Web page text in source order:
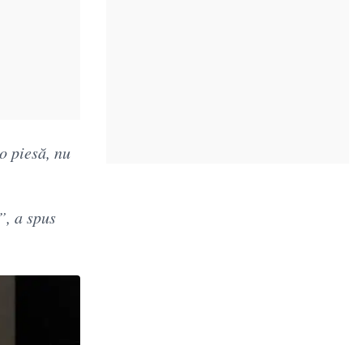
piesă, nu
a spus